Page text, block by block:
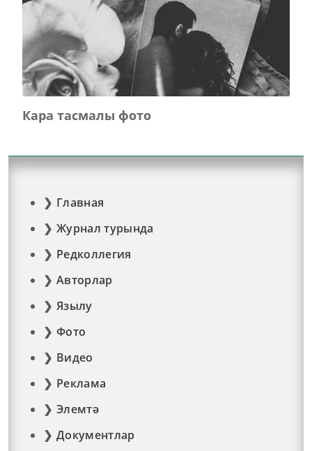
Кара тасмалы фото
Главная
Журнал турында
Редколлегия
Авторлар
Язылу
Фото
Видео
Реклама
Элемтә
Документлар